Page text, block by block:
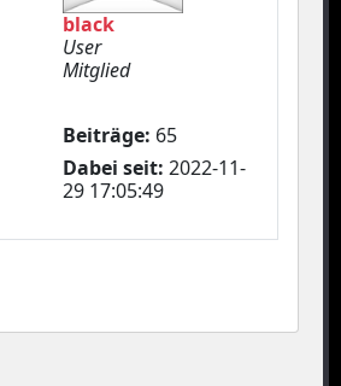
black
User
Mitglied
Beiträge: 65
Dabei seit: 2022-11-
29 17:05:49